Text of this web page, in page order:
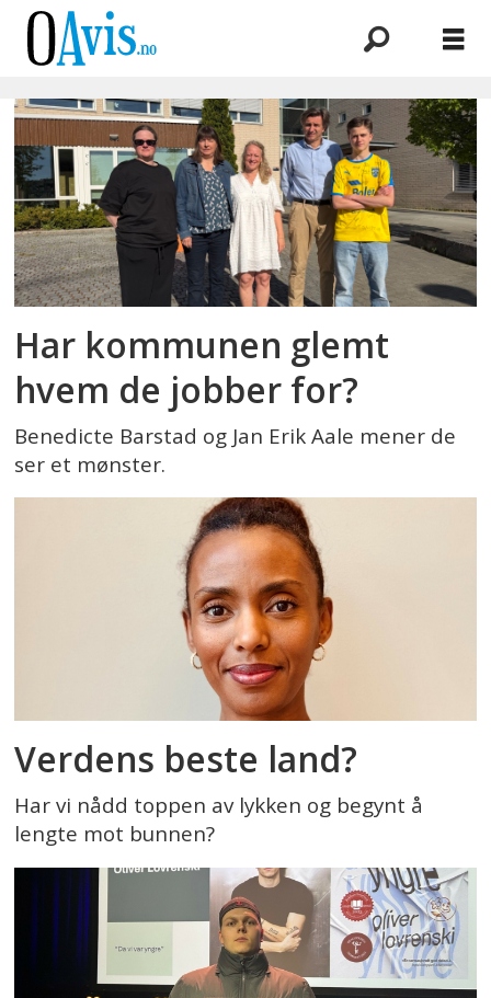
Emne:
tillit
Har kommunen glemt
hvem de jobber for?
Benedicte Barstad og Jan Erik Aale mener de
ser et mønster.
Verdens beste land?
Har vi nådd toppen av lykken og begynt å
lengte mot bunnen?